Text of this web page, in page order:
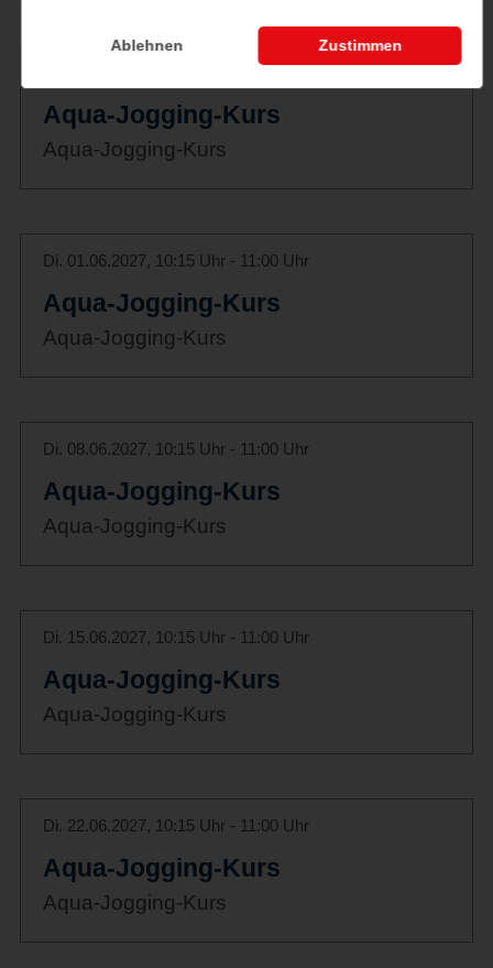
Aqua-Jogging-Kurs
Aqua-Jogging-Kurs
Di. 01.06.2027, 10:15 Uhr - 11:00 Uhr
Aqua-Jogging-Kurs
Aqua-Jogging-Kurs
Di. 08.06.2027, 10:15 Uhr - 11:00 Uhr
Aqua-Jogging-Kurs
Aqua-Jogging-Kurs
Di. 15.06.2027, 10:15 Uhr - 11:00 Uhr
Aqua-Jogging-Kurs
Aqua-Jogging-Kurs
Di. 22.06.2027, 10:15 Uhr - 11:00 Uhr
Aqua-Jogging-Kurs
Aqua-Jogging-Kurs
Ablehnen Zustimmen